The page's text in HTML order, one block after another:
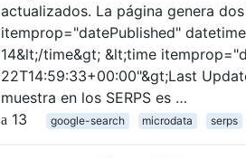
actualizados. La página genera
itemprop="datePublished"
14&lt;/time&gt; &lt;time
22T14:59:33+00:00"&gt;Last
muestra en los SERPS es …
13
google-search microdata serps